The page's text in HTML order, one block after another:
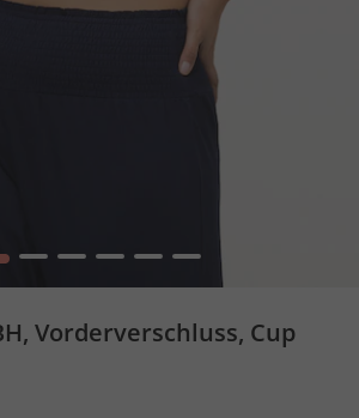
2 3 4 5 6
Vorderverschluss, Cup